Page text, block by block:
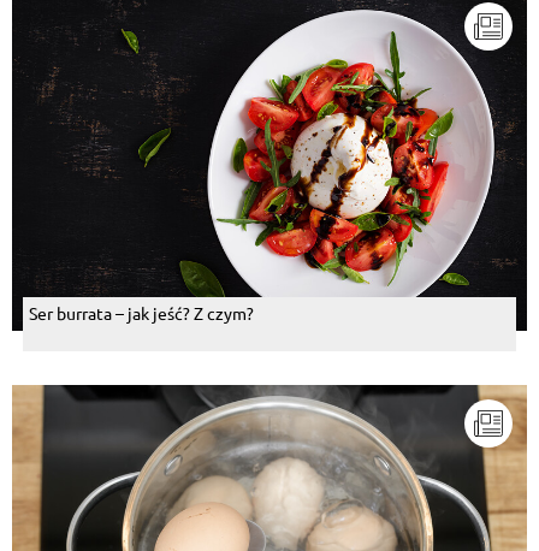
Ser burrata – jak jeść? Z czym?